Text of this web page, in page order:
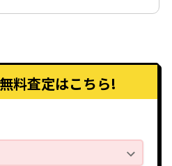
AT
4WD AT
料査定はこちら!